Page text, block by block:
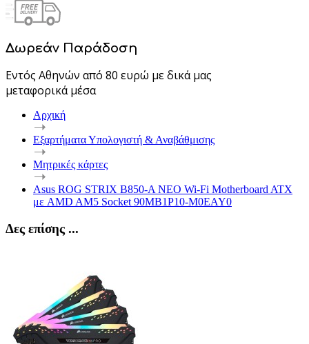
Δωρεάν Παράδοση
Εντός Αθηνών από 80 ευρώ με δικά μας
μεταφορικά μέσα
Αρχική
Εξαρτήματα Υπολογιστή & Αναβάθμισης
Μητρικές κάρτες
Asus ROG STRIX B850-A NEO Wi-Fi Motherboard ATX
με AMD AM5 Socket 90MB1P10-M0EAY0
Δες επίσης ...